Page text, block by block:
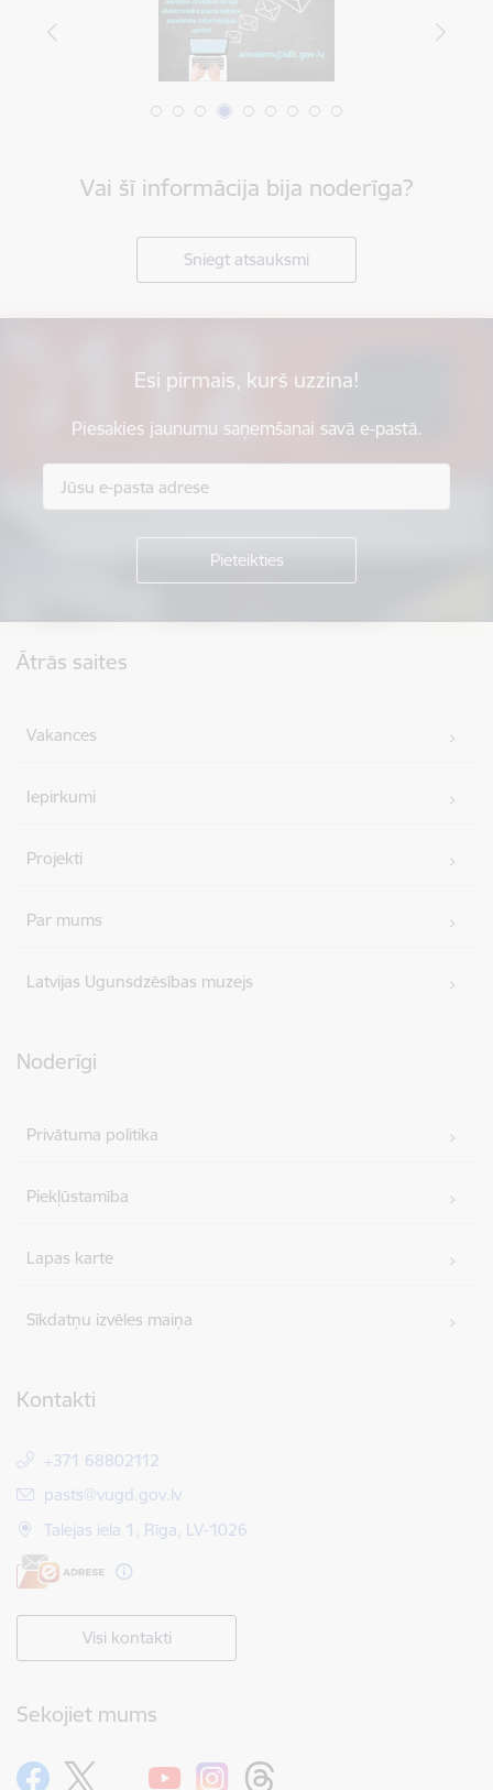
Vai šī informācija bija noderīga?
Sniegt atsauksmi
Esi pirmais, kurš uzzina!
Piesakies jaunumu saņemšanai savā e-pastā.
Ātrās saites
Vakances
Iepirkumi
Projekti
Par mums
Latvijas Ugunsdzēsības muzejs
Noderīgi
Privātuma politika
Piekļūstamība
Lapas karte
Sīkdatņu izvēles maiņa
Kontakti
+371 68802112
E-pasts:
pasts@vugd.gov.lv
Talejas iela 1, Rīga, LV-1026
Visi kontakti
Sekojiet mums